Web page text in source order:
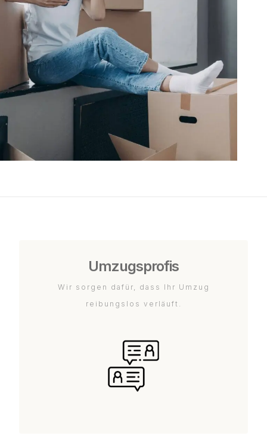
Umzugsprofis
Wir sorgen dafür, dass Ihr Umzug
reibungslos verläuft.